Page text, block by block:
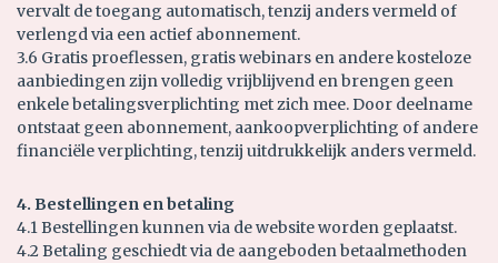
vervalt de toegang automatisch, tenzij anders vermeld of
verlengd via een actief abonnement.
3.6 Gratis proeflessen, gratis webinars en andere kosteloze
aanbiedingen zijn volledig vrijblijvend en brengen geen
enkele betalingsverplichting met zich mee. Door deelname
ontstaat geen abonnement, aankoopverplichting of andere
financiële verplichting, tenzij uitdrukkelijk anders vermeld.
4. Bestellingen en betaling
4.1 Bestellingen kunnen via de website worden geplaatst.
4.2 Betaling geschiedt via de aangeboden betaalmethoden